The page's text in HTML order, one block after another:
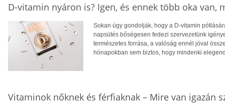
D-vitamin nyáron is? Igen, és ennek több oka van,
Sokan úgy gondolják, hogy a D-vitamin
napsütés bőségesen fedezi szervezetünk
természetes forrása, a valóság ennél jóval
hónapokban sem biztos, hogy mindenki
Vitaminok nőknek és férfiaknak – Mire van igazán